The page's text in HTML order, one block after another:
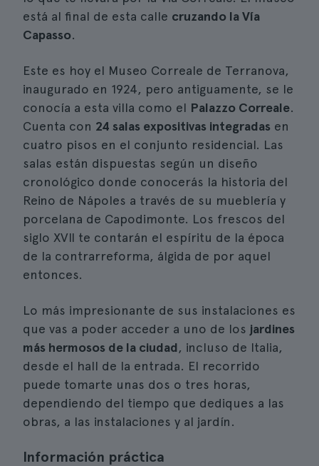
está al final de esta calle cruzando la Vía
Capasso.
Este es hoy el Museo Correale de Terranova,
inaugurado en 1924, pero antiguamente, se le
conocía a esta villa como el Palazzo Correale.
Cuenta con 24 salas expositivas integradas en
cuatro pisos en el conjunto residencial. Las
salas están dispuestas según un diseño
cronológico donde conocerás la historia del
Reino de Nápoles a través de su mueblería y
porcelana de Capodimonte. Los frescos del
siglo XVII te contarán el espíritu de la época
de la contrarreforma, álgida de por aquel
entonces.
Lo más impresionante de sus instalaciones es
que vas a poder acceder a uno de los jardines
más hermosos de la ciudad, incluso de Italia,
desde el hall de la entrada. El recorrido
puede tomarte unas dos o tres horas,
dependiendo del tiempo que dediques a las
obras, a las instalaciones y al jardín.
Información práctica